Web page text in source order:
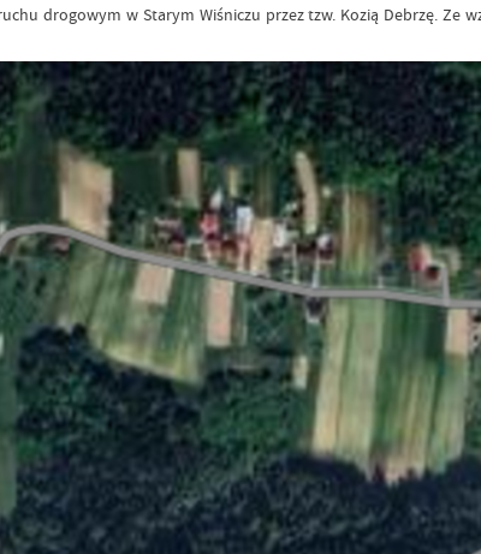
drogowym w Starym Wiśniczu przez tzw. Kozią Debrzę. Ze